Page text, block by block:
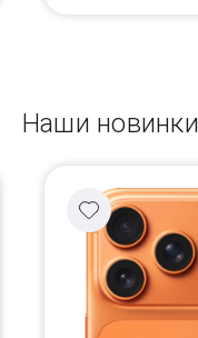
Наши новинки